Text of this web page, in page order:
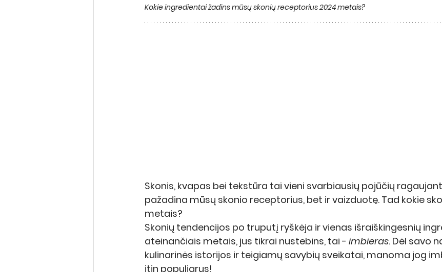
Kokie ingredientai žadins mūsų skonių receptorius 2024 metais?
Skonis, kvapas bei tekstūra tai vieni svarbiausių pojūčių
pažadina mūsų skonio receptorius, bet ir vaizduotę. Tad kokie
metais?
Skonių tendencijos po truputį ryškėja ir vienas išraiškingesnių
ateinančiais metais, jus tikrai nustebins, tai - imbieras. Dėl savo
kulinarinės istorijos ir teigiamų savybių sveikatai, manoma jog
itin populiarus!